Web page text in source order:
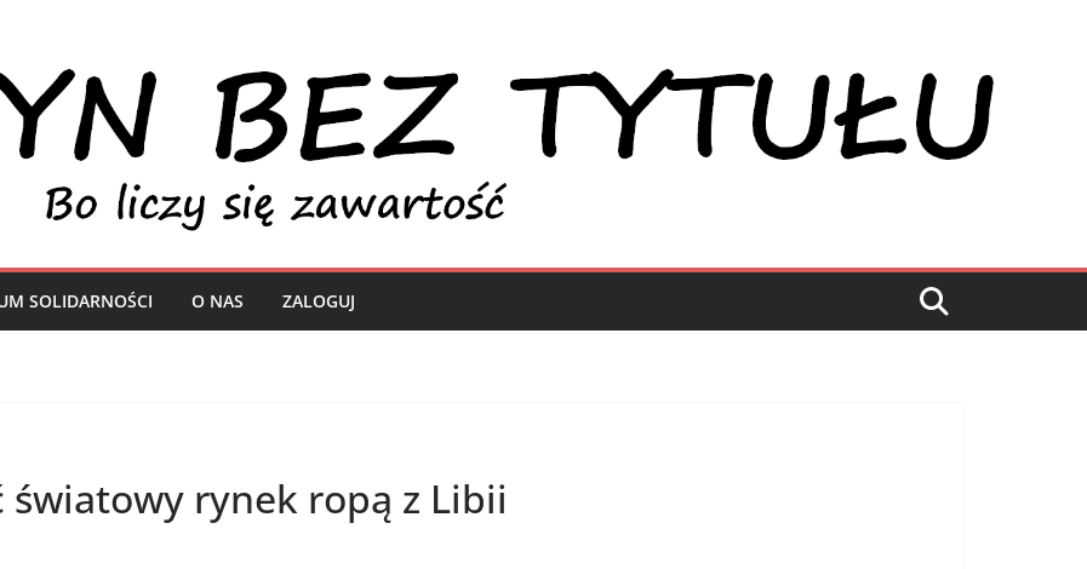
SOLIDARNOŚCI O NAS ZALOGUJ
rynek ropą z Libii